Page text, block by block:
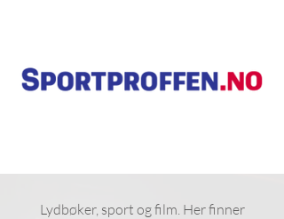
Lydbøker, sport og film. Her finner